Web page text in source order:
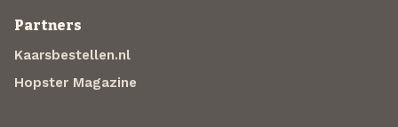
Partners
Kaarsbestellen.nl
Hopster Magazine